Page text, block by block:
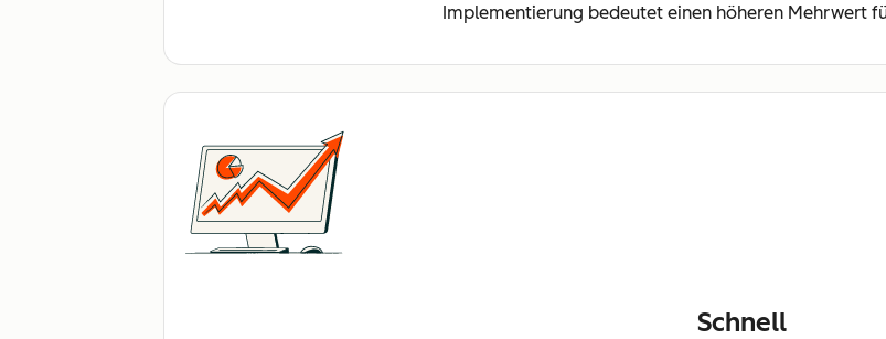
Implementierung bedeutet einen höheren Mehrwert
Schnell